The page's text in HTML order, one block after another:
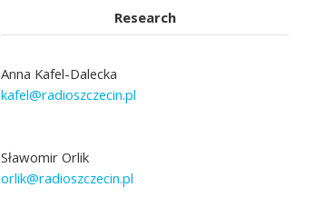
Research
Anna Kafel-Dalecka
kafel@radioszczecin.pl
Sławomir Orlik
orlik@radioszczecin.pl